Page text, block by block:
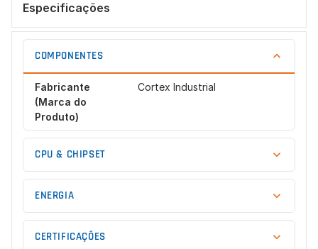
Especificações
COMPONENTES
Fabricante
(Marca do
Produto)
Cortex Industrial
CPU & CHIPSET
ENERGIA
CERTIFICAÇÕES